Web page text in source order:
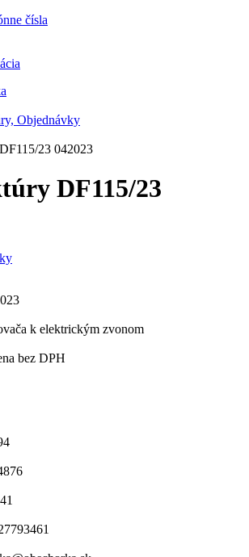
čísla
Objednávky
23 042023
DF115/23
k elektrickým zvonom
bez DPH